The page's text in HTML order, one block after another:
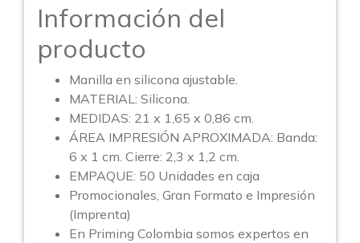
Información del
producto
Manilla en silicona ajustable.
MATERIAL: Silicona.
MEDIDAS: 21 x 1,65 x 0,86 cm.
ÁREA IMPRESIÓN APROXIMADA: Banda:
6 x 1 cm. Cierre: 2,3 x 1,2 cm.
EMPAQUE: 50 Unidades en caja
Promocionales, Gran Formato e Impresión
(Imprenta)
En Priming Colombia somos expertos en